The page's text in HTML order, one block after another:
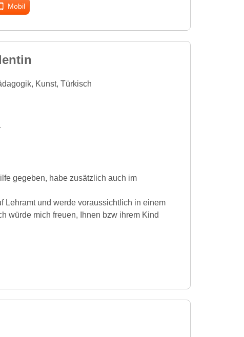
Mobil
Kunst, Türkisch
gegeben, habe zusätzlich auch im
Lehramt und werde voraussichtlich in einem
würde mich freuen, Ihnen bzw ihrem Kind